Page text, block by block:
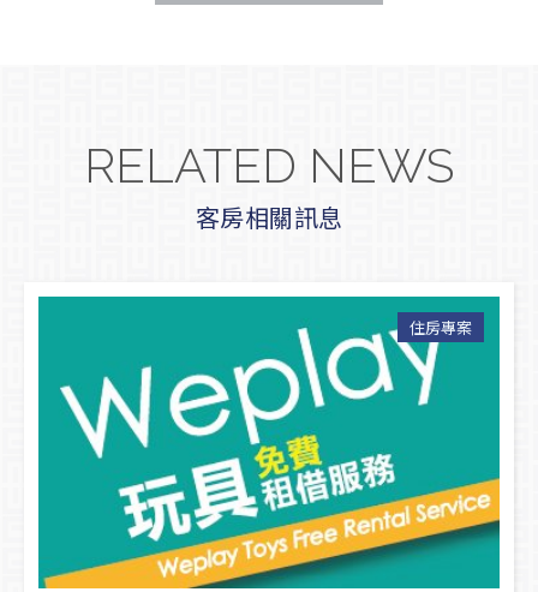
RELATED NEWS
客房相關訊息
住房專案